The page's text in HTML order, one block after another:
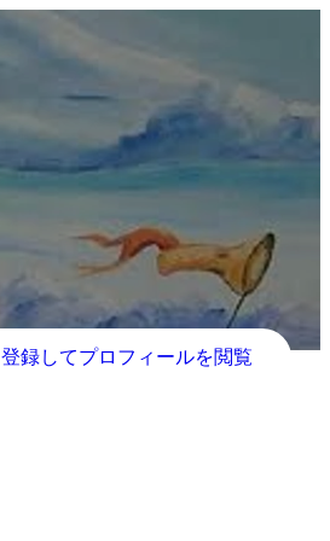
登録してプロフィールを閲覧